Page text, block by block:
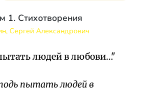
1. Стихотворения
Сергей Александрович
людей в любови…"
пытать людей в